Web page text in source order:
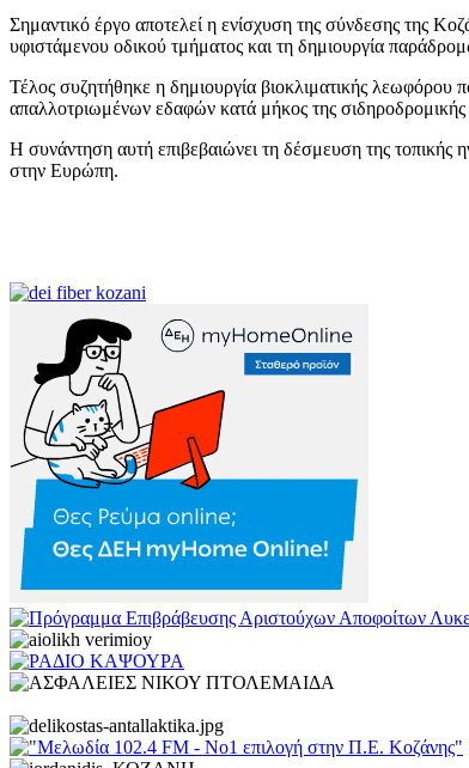
Σημαντικό έργο αποτελεί η ενίσχυση της σύνδεσης της
υφιστάμενου οδικού τμήματος και τη δημιουργία
Τέλος συζητήθηκε η δημιουργία βιοκλιματικής λεωφόρου
απαλλοτριωμένων εδαφών κατά μήκος της σ
Η συνάντηση αυτή επιβεβαιώνει τη δέσμευση της τοπικής
στην Ευρώπη.